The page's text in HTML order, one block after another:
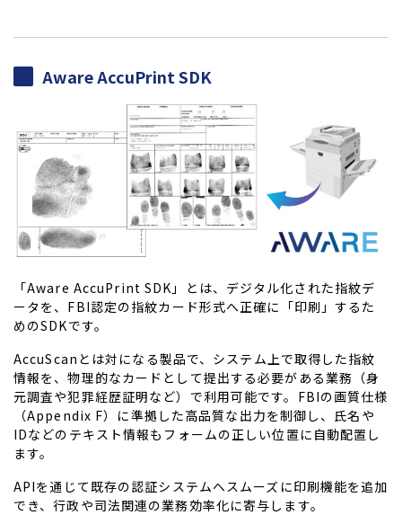
Aware AccuPrint SDK
「Aware AccuPrint SDK」とは、デジタル化された指紋デ
ータを、FBI認定の指紋カード形式へ正確に「印刷」するた
めのSDKです。
AccuScanとは対になる製品で、システム上で取得した指紋
情報を、物理的なカードとして提出する必要がある業務（身
元調査や犯罪経歴証明など）で利用可能です。FBIの画質仕様
（Appendix F）に準拠した高品質な出力を制御し、氏名や
IDなどのテキスト情報もフォームの正しい位置に自動配置し
ます。
APIを通じて既存の認証システムへスムーズに印刷機能を追加
でき、行政や司法関連の業務効率化に寄与します。